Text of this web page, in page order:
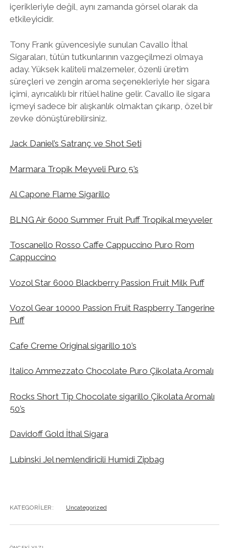
içerikleriyle değil, aynı zamanda görsel olarak da
etkileyicidir.
Tony Frank güvencesiyle sunulan Cavallo İthal
Sigaraları, tütün tutkunlarının vazgeçilmezi olmaya
aday. Yüksek kaliteli malzemeler, özenli üretim
süreçleri ve zengin aroma seçenekleriyle her sigara
içimi, ayrıcalıklı bir ritüel haline gelir. Cavallo ile sigara
içmeyi sadece bir alışkanlık olmaktan çıkarıp, özel bir
zevke dönüştürebilirsiniz.
Jack Daniel’s Satranç ve Shot Seti
Marmara Tropik Meyveli Puro 5’s
Al Capone Flame Sigarillo
BLNG Air 6000 Summer Fruit Puff Tropikal meyveler
Toscanello Rosso Caffe Cappuccino Puro Rom
Cappuccino
Vozol Star 6000 Blackberry Passion Fruit Milk Puff
Vozol Gear 10000 Passion Fruit Raspberry Tangerine
Puff
Cafe Creme Original sigarillo 10’s
Italico Ammezzato Chocolate Puro Çikolata Aromalı
Rocks Short Tip Chocolate sigarillo Çikolata Aromalı
50’s
Davidoff Gold İthal Sigara
Lubinski Jel nemlendiricili Humidi Zipbag
KATEGORILER: Uncategorized